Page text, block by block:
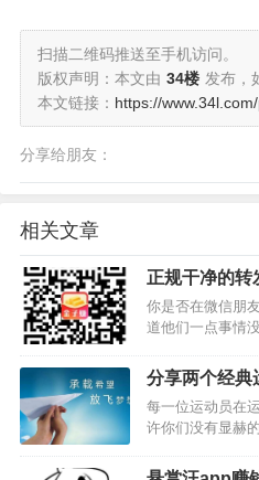
扫描二维码推送至手机访问。
版权声明：本文由 34楼 发布，
本文链接： https://
分享给朋友：
相关文章
正规干净的转
都是正规广告
你是否在微信朋
道他们一点事情
是为了赚钱。现
台，人家转发的
平台里面的文章
分享两个经典
每一位运动员在
许你们没有显赫
的喝彩和加油都